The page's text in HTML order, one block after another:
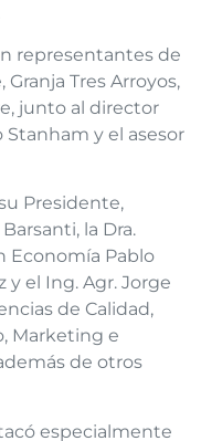
representantes de
Tres Arroyos,
junto al director
Stanham y el asesor
Presidente,
la Dra.
Economía Pablo
y el Ing. Agr. Jorge
de Calidad,
Marketing e
de otros
especialmente